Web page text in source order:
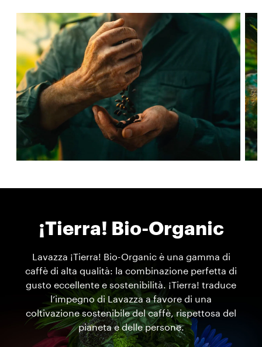
¡Tierra! Bio-Organic
Lavazza ¡Tierra! Bio-Organic è una gamma di
caffè di alta qualità: la combinazione perfetta di
gusto eccellente e sostenibilità. ¡Tierra! traduce
l’impegno di Lavazza a favore di una
coltivazione sostenibile del caffè, rispettosa del
pianeta e delle persone.